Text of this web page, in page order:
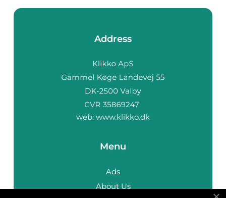
Address
web: www.klikko.dk
Menu
Ads
About Us